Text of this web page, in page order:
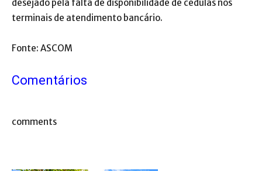
desejado pela falta de disponibilidade de cédulas nos
terminais de atendimento bancário.
Fonte: ASCOM
Comentários
comments